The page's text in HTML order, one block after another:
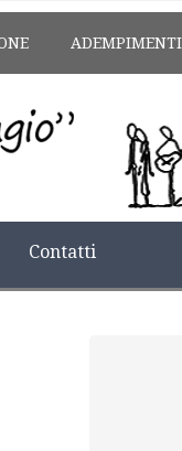
ADEMPIMENTI
Contatti